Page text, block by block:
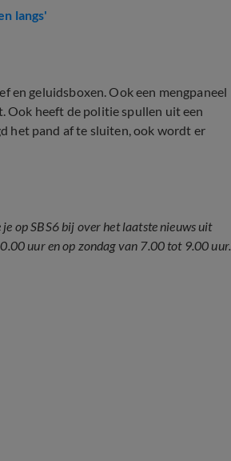
langs'
en geluidsboxen. Ook een mengpaneel
Ook heeft de politie spullen uit een
het pand af te sluiten, ook wordt er
op SBS6 bij over het laatste nieuws uit
uur en op zondag van 7.00 tot 9.00 uur.